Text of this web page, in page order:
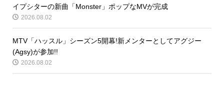
イプシターの新曲「Monster」ポップなMVが完成
2026.08.02
MTV「ハッスル」シーズン5開幕!新メンターとしてアグジー
(Agsy)が参加!!
2026.08.02